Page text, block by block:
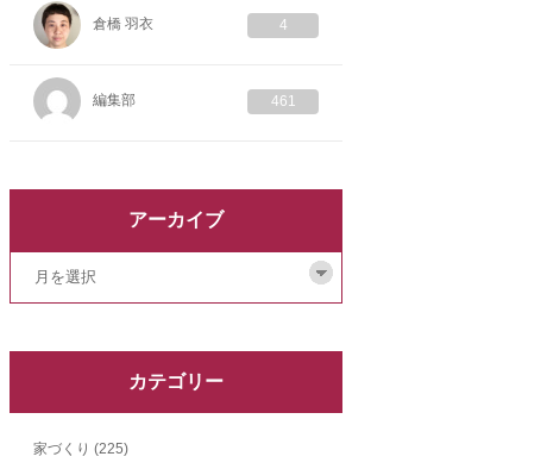
倉橋 羽衣 4
編集部 461
アーカイブ
カテゴリー
家づくり (225)